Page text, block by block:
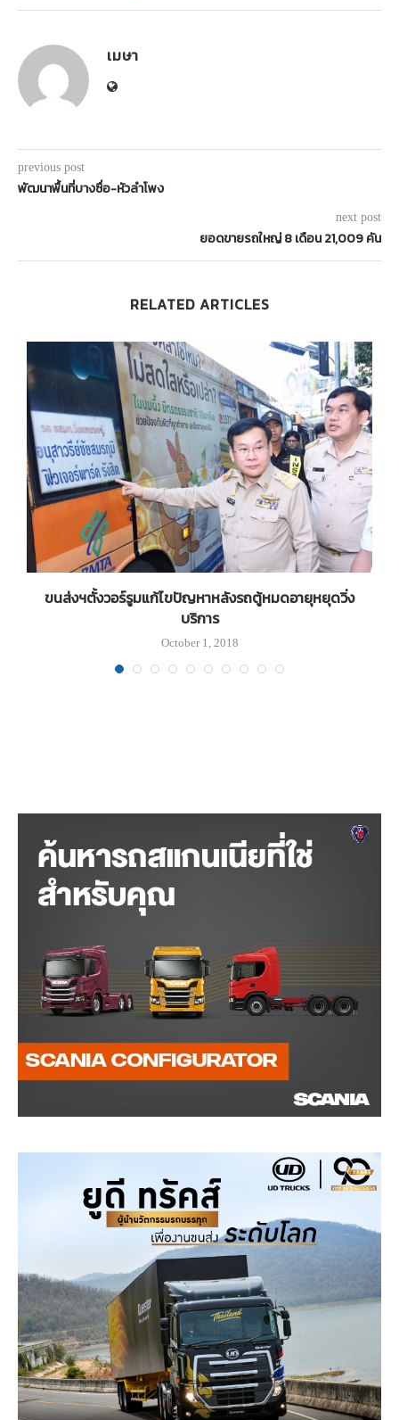
เมษา
previous post
พัฒนาพื้นที่บางซื่อ-หัวลำโพง
next post
ยอดขายรถใหญ่ 8 เดือน 21,009 คัน
RELATED ARTICLES
ขนส่งฯตั้งวอร์รูมแก้ไขปัญหาหลังรถตู้หมดอายุหยุดวิ่ง
บริการ
October 1, 2018